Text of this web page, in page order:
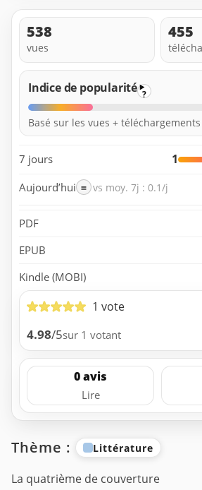
538
vues
455
Indice de popularité ?
Basé sur les vues +
7 jours 1
Aujourd’hui = vs moy. 7j : 0.1/j
PDF
EPUB
Kindle (MOBI)
1 vote
4.98/5sur 1 votant
0 avis
Lire
Thème : Littérature
La quatrième de couverture